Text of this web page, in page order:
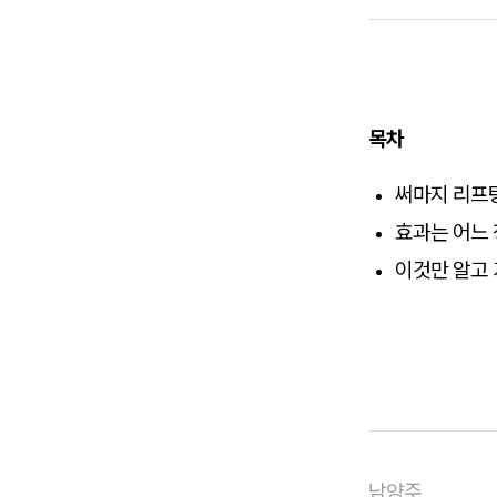
목차
써마지 리프
효과는 어느
이것만 알고
남양주